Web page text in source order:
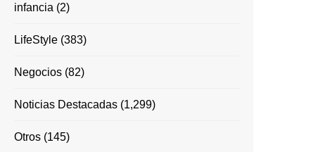
infancia (2)
LifeStyle (383)
Negocios (82)
Noticias Destacadas (1,299)
Otros (145)